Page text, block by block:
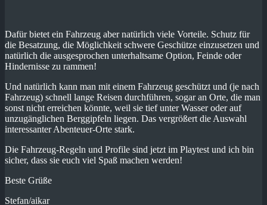
Dafür bietet ein Fahrzeug aber natürlich viele Vorteile. Schutz für
die Besatzung, die Möglichkeit schwere Geschütze einzusetzen und
natürlich die ausgesprochen unterhaltsame Option, Feinde oder
Hindernisse zu rammen!
Und natürlich kann man mit einem Fahrzeug geschützt und (je nach
Fahrzeug) schnell lange Reisen durchführen, sogar an Orte, die man
sonst nicht erreichen könnte, weil sie tief unter Wasser oder auf
unzugänglichen Berggipfeln liegen. Das vergrößert die Auswahl
interessanter Abenteuer-Orte stark.
Die Fahrzeug-Regeln und Profile sind jetzt im Playtest und ich bin
sicher, dass sie euch viel Spaß machen werden!
Beste Grüße
Stefan/aikar